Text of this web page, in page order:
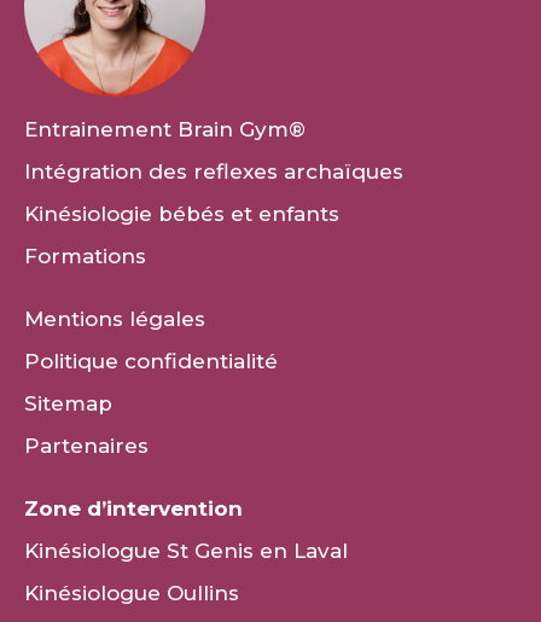
Entrainement Brain Gym®
Intégration des reflexes archaïques
Kinésiologie bébés et enfants
Formations
Mentions légales
Politique confidentialité
Sitemap
Partenaires
Zone d’intervention
Kinésiologue St Genis en Laval
Kinésiologue Oullins